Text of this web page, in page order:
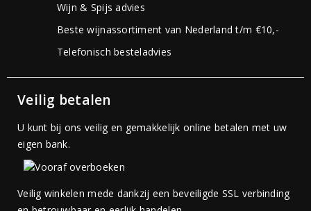
Wijn & Spijs advies
Beste wijnassortiment van Nederland t/m €10,-
Telefonisch besteladvies
Veilig betalen
U kunt bij ons veilig en gemakkelijk online betalen met uw
eigen bank.
Veilig winkelen mede dankzij een beveiligde SSL verbinding